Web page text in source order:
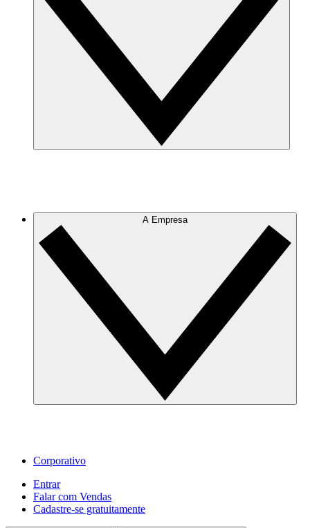
A Empresa
Corporativo
Entrar
Falar com Vendas
Cadastre‐se gratuitamente